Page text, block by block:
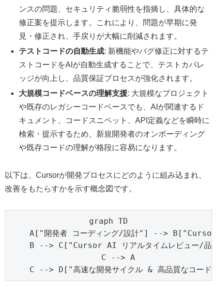
ンスの問題、セキュリティ脆弱性を指摘し、具体的な
修正案を提示します。これにより、問題が早期に発
見・修正され、手戻りが大幅に削減されます。
テストコードの自動生成: 新機能やバグ修正に対するテ
ストコードをAIが自動生成することで、テストカバレ
ッジが向上し、品質保証プロセスが強化されます。
大規模コードベースの理解支援: 大規模なプロジェクト
や既存のレガシーコードベースでも、AIが関連するド
キュメント、コードスニペット、API定義などを瞬時に
検索・提示するため、新規開発者のオンボーディング
や既存コードの理解が格段に容易になります。
以下は、Cursorが開発プロセスにどのように組み込まれ、
改善をもたらすかを示す概念図です。
graph TD
A["開発者 コーディング/設計"] -->
B --> C["Cursor AI リアルタイムレビュー/品
    C --> A
C --> D["高速な開発サイクル & 高品質なコード